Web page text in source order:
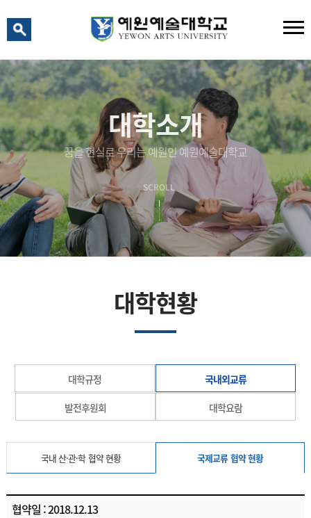
대학소개
꿈을 현실로 우리는 예원인 예원예술대학교
SCROLL
대학현황
대학규정 국내외교류
발전후원회 대학요람
국내 산·관·학 협약 현황 국제교류 협약 현황
협약일 : 2018.12.13
예원예술대학교 AI 상담